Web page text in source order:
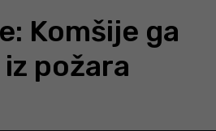
Komšije ga
požara